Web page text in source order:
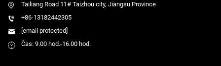
Tailiang Road 11# Taizhou city, Jiangsu Province
+86-13182442305
[email protected]
Čas: 9.00 hod.-16.00 hod.